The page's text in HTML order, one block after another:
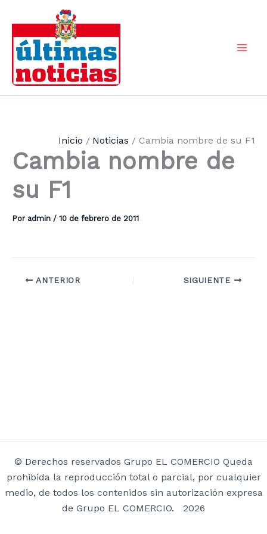
contenido
Inicio Noticias Cambia nombre de su F1
Cambia nombre de
su F1
Por admin / 10 de febrero de 2011
ANTERIOR SIGUIENTE
© Derechos reservados Grupo EL COMERCIO Queda
prohibida la reproducción total o parcial, por cualquier
medio, de todos los contenidos sin autorización expresa
de Grupo EL COMERCIO. 2026